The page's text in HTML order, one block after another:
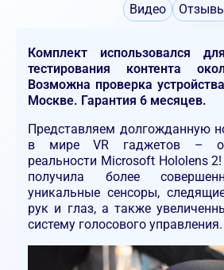
Видео
Комплект использовался
тестирования контента
Возможна проверка
Москве. Гарантия 6 месяцев.
Представляем долгожданную
в мире VR гаджетов –
реальности Microsoft Hololens
получила более
уникальные сенсоры,
рук и глаз, а также
систему голосового управления.